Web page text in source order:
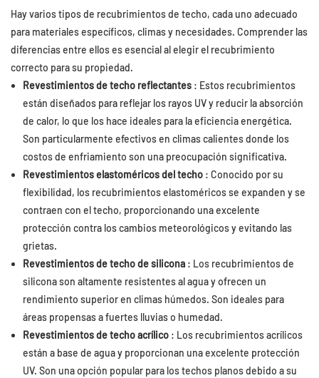
Hay varios tipos de recubrimientos de techo, cada uno adecuado
para materiales específicos, climas y necesidades. Comprender las
diferencias entre ellos es esencial al elegir el recubrimiento
correcto para su propiedad.
Revestimientos de techo reflectantes : Estos recubrimientos
están diseñados para reflejar los rayos UV y reducir la absorción
de calor, lo que los hace ideales para la eficiencia energética.
Son particularmente efectivos en climas calientes donde los
costos de enfriamiento son una preocupación significativa.
Revestimientos elastoméricos del techo : Conocido por su
flexibilidad, los recubrimientos elastoméricos se expanden y se
contraen con el techo, proporcionando una excelente
protección contra los cambios meteorológicos y evitando las
grietas.
Revestimientos de techo de silicona : Los recubrimientos de
silicona son altamente resistentes al agua y ofrecen un
rendimiento superior en climas húmedos. Son ideales para
áreas propensas a fuertes lluvias o humedad.
Revestimientos de techo acrílico : Los recubrimientos acrílicos
están a base de agua y proporcionan una excelente protección
UV. Son una opción popular para los techos planos debido a su